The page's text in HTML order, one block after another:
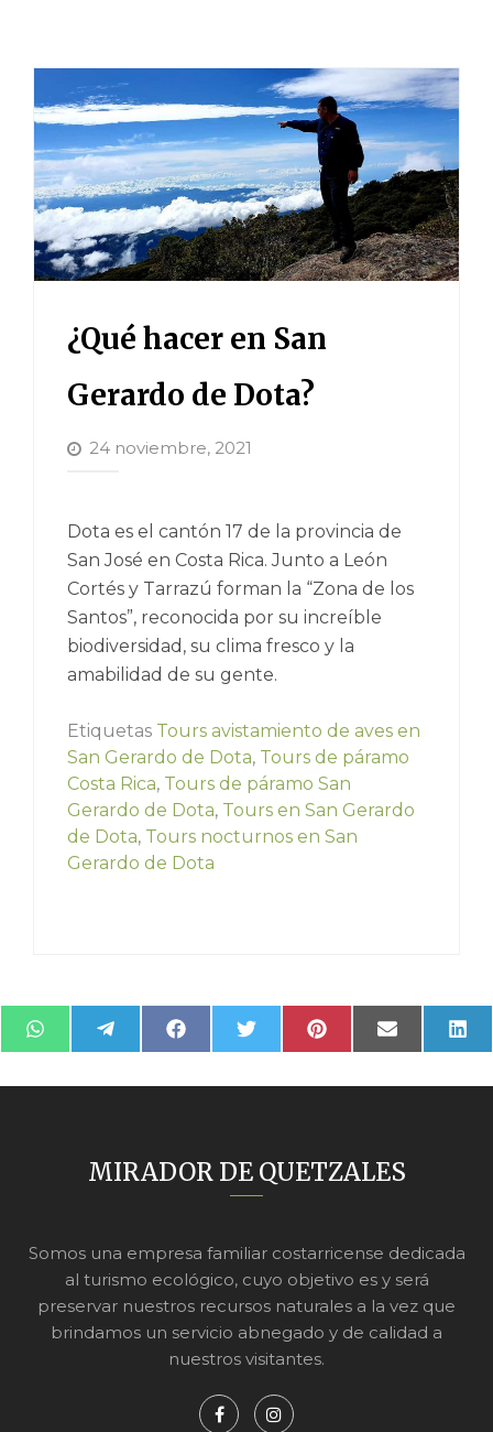
Pase Del Día
3 Noches Todo Incluido
Cumpleaños Con Quetzales
Jardín De Colibríes
¿Qué hacer en San
Gerardo de Dota?
24 noviembre, 2021
Dota es el cantón 17 de la provincia de
San José en Costa Rica. Junto a León
Cortés y Tarrazú forman la “Zona de los
Santos”, reconocida por su increíble
biodiversidad, su clima fresco y la
amabilidad de su gente.
Etiquetas Tours avistamiento de aves en
San Gerardo de Dota, Tours de páramo
Costa Rica, Tours de páramo San
Gerardo de Dota, Tours en San Gerardo
de Dota, Tours nocturnos en San
Gerardo de Dota
Compartir
WhatsAppCompartir
Telegram Compartir
Facebook CompartirCompartir
Pinterest
Compartir
Email
MIRADOR DE QUETZALES
Somos una empresa familiar costarricense dedicada
al turismo ecológico, cuyo objetivo es y será
preservar nuestros recursos naturales a la vez que
brindamos un servicio abnegado y de calidad a
nuestros visitantes.